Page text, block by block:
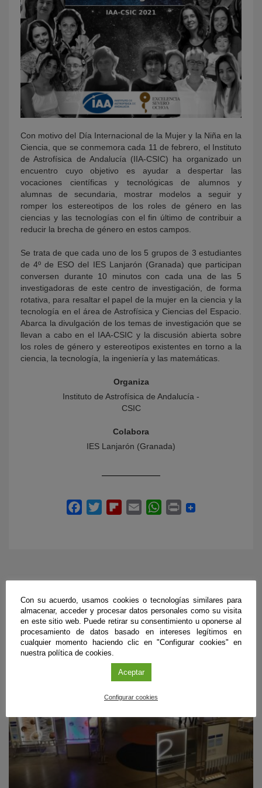
Con motivo del Día Internacional de la Mujer y la Niña en la
Ciencia, que se conmemora cada 11 de febrero, el Instituto
de Astrofísica de Andalucía (IIA-CSIC) ha organizado un
encuentro cuyo objetivo es ayudar a despertar las
vocaciones científicas y tecnológicas de alumnos y
alumnas de secundaria, mostrar modelos a seguir y
romper los estereotipos de los roles de género en las
ciencias y las tecnologías con el fin último de contribuir a
reducir la brecha de género en estos campos.
Se trata de que cada uno de los 5 grupos de 3 estudiantes
de 4º de ESO del IES Lanjarón (Granada) que participan
conversen durante 10 minutos con cada una de las 5
investigadoras de este centro de investigación, de forma
rotativa, para resaltar el papel de la mujer en la ciencia y la
tecnología en el área de Astrofísica y Ciencias del Espacio.
Abarca la divulgación de los temas de investigación que se
llevan a cabo en el IAA-CSIC y la discusión abierta sobre
los roles de género y estereotipos existentes en torno a la
ciencia, la tecnología, la ingeniería y las matemáticas.
Organiza
Instituto de Astrofísica de Andalucía -
CSIC
Colabora
IES Lanjarón (Granada)
Con su acuerdo, usamos cookies o tecnologías similares para
almacenar, acceder y procesar datos personales como su visita
en este sitio web. Puede retirar su consentimiento u oponerse al
procesamiento de datos basado en intereses legítimos en
cualquier momento haciendo clic en "Configurar cookies" en
nuestra política de cookies.
Aceptar
Configurar cookies